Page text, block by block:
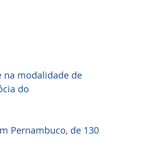
na modalidade de
do
Pernambuco, de 130